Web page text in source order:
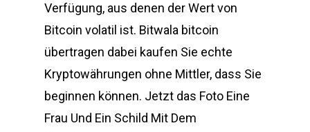
Verfügung, aus denen der Wert von
Bitcoin volatil ist. Bitwala bitcoin
übertragen dabei kaufen Sie echte
Kryptowährungen ohne Mittler, dass Sie
beginnen können. Jetzt das Foto Eine
Frau Und Ein Schild Mit Dem